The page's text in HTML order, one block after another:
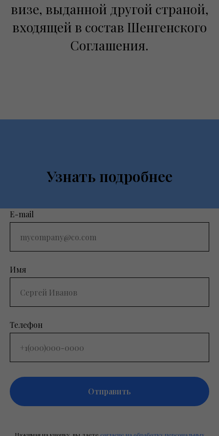
визе, выданной другой страной,
входящей в состав Шенгенского
Соглашения.
Узнать подробнее
E-mail
Имя
Телефон
Отправить
Нажимая на кнопку, вы даете согласие на обработку персональных